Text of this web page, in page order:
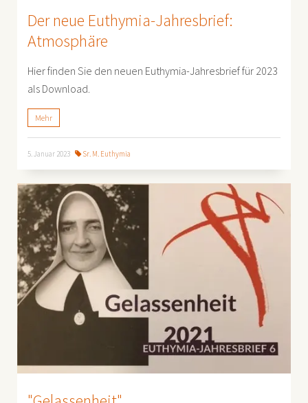
Der neue Euthymia-Jahresbrief:
Atmosphäre
Hier finden Sie den neuen Euthymia-Jahresbrief für 2023
als Download.
Mehr
5. Januar 2023 Sr. M. Euthymia